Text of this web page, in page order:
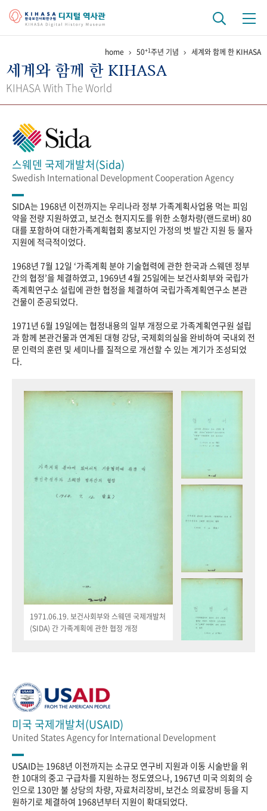
걸어온 길 기관 변천사 역대 기관장
정책과 연구 키워드로 보는 연구 역사
간행물 변천사
기록물 아카이브
사진 아카이브 문서 기록물 행정박물 영상 기록물
성과 50선 숫자로 보는 50년 50+1주년 광장
세계와 함께 한 KIHASA
VR 역사관
home 50+1주년 기념 세계와 함께 한 KIHASA
세계와 함께 한 KIHASA
KIHASA With The World
스웨덴 국제개발처(Sida)
Swedish International Development Cooperation Agency
SIDA는 1968년 이전까지는 우리나라 정부 가족계획사업용 먹는 피임
약을 전량 지원하였고, 보건소 현지지도를 위한 소형차량(랜드로버) 80
대를 포함하여 대한가족계획협회 홍보지인 가정의 벗 발간 지원 등 물자
지원에 적극적이었다.
1968년 7월 12일 ‘가족계획 분야 기술협력에 관한 한국과 스웨덴 정부
간의 협정’을 체결하였고, 1969년 4월 25일에는 보건사회부와 국립가
족계획연구소 설립에 관한 협정을 체결하여 국립가족계획연구소 본관
건물이 준공되었다.
1971년 6월 19일에는 협정내용의 일부 개정으로 가족계획연구원 설립
과 함께 본관건물과 연계된 대형 강당, 국제회의실을 완비하여 국내외 전
문 인력의 훈련 및 세미나를 질적으로 개선할 수 있는 계기가 조성되었
다.
1971.06.19. 보건사회부와 스웨덴 국제개발처
(SIDA) 간 가족계획에 관한 협정 개정
미국 국제개발처(USAID)
United States Agency for International Development
USAID는 1968년 이전까지는 소규모 연구비 지원과 이동 시술반을 위
한 10대의 중고 구급차를 지원하는 정도였으나, 1967년 미국 의회의 승
인으로 130만 불 상당의 차량, 자료처리장비, 보건소 의료장비 등을 지
원하기로 체결하여 1968년부터 지원이 확대되었다.